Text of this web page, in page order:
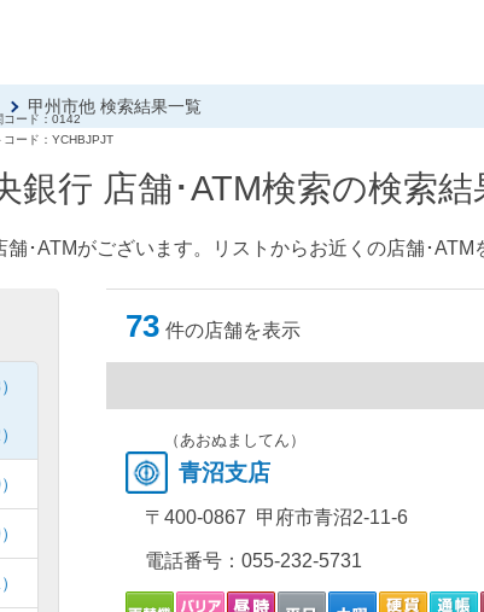
コード：0142
コード：YCHBJPJT
甲州市他 検索結果一覧
銀行 店舗･ATM検索の検索結
･ATMがございます。リストからお近くの店舗･ATM
73 件の店舗を表示
（あおぬましてん）
青沼支店
〒400-0867 甲府市青沼2-11-6
電話番号： 055-232-5731